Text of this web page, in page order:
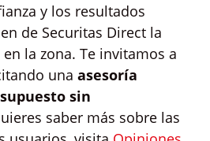
y los resultados
de Securitas Direct la
la zona. Te invitamos a
una asesoría
sin
saber más sobre las